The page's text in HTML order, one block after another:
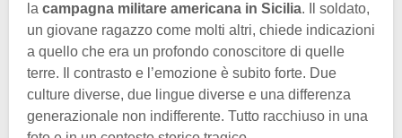
la campagna militare americana in Sicilia. Il soldato,
un giovane ragazzo come molti altri, chiede indicazioni
a quello che era un profondo conoscitore di quelle
terre. Il contrasto e l’emozione è subito forte. Due
culture diverse, due lingue diverse e una differenza
generazionale non indifferente. Tutto racchiuso in una